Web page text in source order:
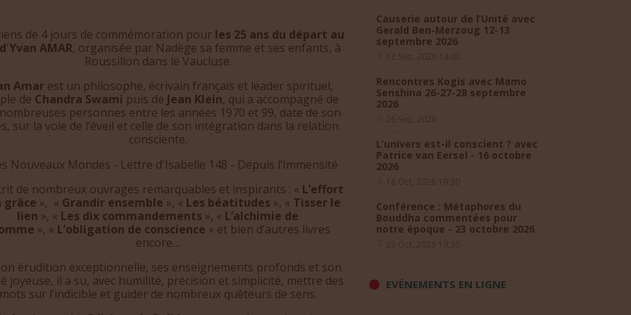
de 4 jours de commémoration pour les 25 ans du départ au
d'Yvan AMAR, organisée par Nadège sa femme et ses enfants, à
Roussillon dans le Vaucluse.
Amar est un philosophe, écrivain français et leader spirituel,
de Chandra Swami puis de Jean Klein, qui a accompagné de
personnes entre les années 1970 et 99, date de son
sur la voie de l’éveil et celle de son intégration dans la relation
consciente.
de nombreux ouvrages remarquables et inspirants : « L’effort
grâce », « Grandir ensemble », « Les béatitudes », « Tisser le
lien », « Les dix commandements », « L’alchimie de
», « L’obligation de conscience » et bien d’autres livres
encore…
érudition exceptionnelle, ses enseignements profonds et son
joyeuse, il a su, avec humilité, précision et simplicité, mettre des
sur l’indicible et guider de nombreux quêteurs de sens.
Causerie autour de l’Unité avec
Gerald Ben-Merzoug 12-13
septembre 2026
Rencontres Kogis avec Mamo
Senshina 26-27-28 septembre
2026
L’univers est-il conscient ? avec
Patrice van Eersel - 16 octobre
2026
Conférence : Métaphores du
Bouddha commentées pour
notre époque - 23 octobre 2026
EVÉNEMENTS EN LIGNE